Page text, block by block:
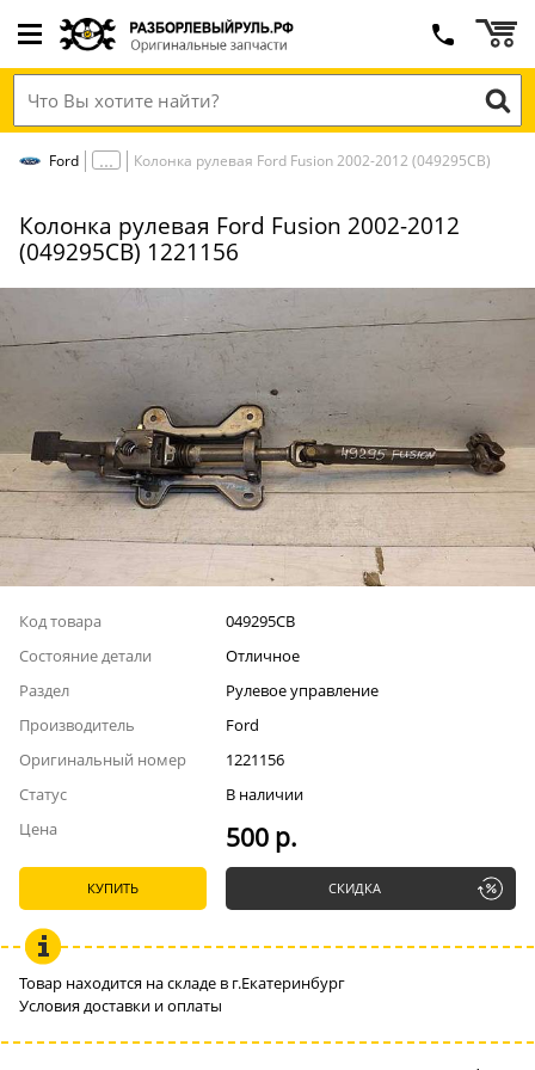
Ford Колонка рулевая Ford Fusion 2002-2012 (049295СВ)
Колонка рулевая Ford Fusion 2002-2012
(049295СВ) 1221156
Код товара
049295СВ
Состояние детали
Отличное
Раздел
Рулевое управление
Производитель
Ford
Оригинальный номер
1221156
Статус
В наличии
Цена
500 р.
КУПИТЬ СКИДКА
Товар находится на складе в г.Екатеринбург
Условия доставки и оплаты